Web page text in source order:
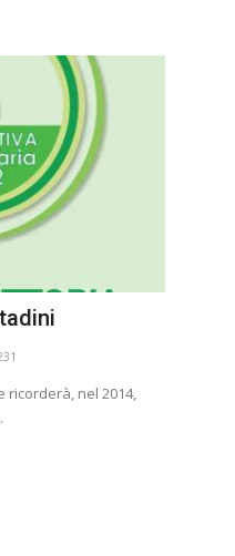
ricorderà, nel 2014,